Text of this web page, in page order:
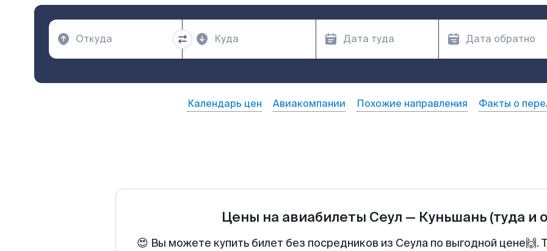
Календарь цен Авиакомпании Похожие направления Факты о
Цены на авиабилеты Сеул — Куньшань (туда и
😍 Вы можете купить билет без посредников из Сеула по выгодной